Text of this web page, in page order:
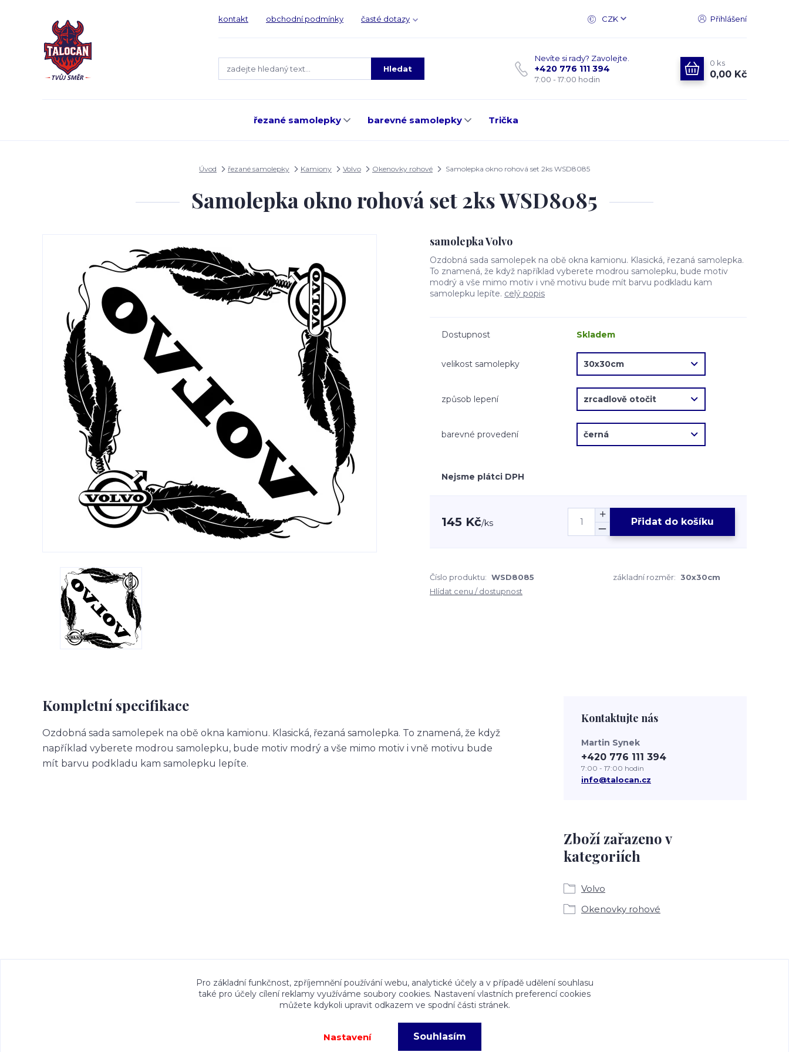
kontakt obchodní podmínky časté dotazy CZK Přihlášení
Hledat
Nevíte si rady? Zavolejte.
+420 776 111 394
7:00 - 17:00 hodin
0 ks
0,00 Kč
řezané samolepky barevné samolepky Trička
Úvod řezané samolepky Kamiony Volvo Okenovky rohové Samolepka okno rohová set 2ks WSD8085
Samolepka okno rohová set 2ks WSD8085
samolepka Volvo
Ozdobná sada samolepek na obě okna kamionu. Klasická, řezaná samolepka.
To znamená, že když například vyberete modrou samolepku, bude motiv
modrý a vše mimo motiv i vně motivu bude mít barvu podkladu kam
samolepku lepíte. celý popis
Dostupnost Skladem
velikost samolepky
způsob lepení
barevné provedení
Nejsme plátci DPH
145 Kč/ks Přidat do košíku
Číslo produktu: WSD8085 základní rozměr: 30x30cm
Hlídat cenu / dostupnost
Kompletní specifikace
Ozdobná sada samolepek na obě okna kamionu. Klasická, řezaná samolepka. To znamená, že když
například vyberete modrou samolepku, bude motiv modrý a vše mimo motiv i vně motivu bude
mít barvu podkladu kam samolepku lepíte.
Zboží zařazeno v
kategoriích
Volvo
Okenovky rohové
Kontaktujte nás
Martin Synek
+420 776 111 394
7:00 - 17:00 hodin
info@talocan.cz
Veškeré fotografie, grafické návrhy, vizualizace a textový obsah zveřejněný na stránkách Talocan.cz a CeskeSamolepky.cz jsou chráněny autorským
právem. Jejich použití bez předchozího písemného souhlasu provozovatele je zakázáno.
Pro základní funkčnost, zpříjemnění používání webu, analytické účely a v případě udělení souhlasu
také pro účely cílení reklamy využíváme soubory cookies. Nastavení vlastních preferencí cookies
můžete kdykoli upravit odkazem ve spodní části stránek.
Nastavení Souhlasím